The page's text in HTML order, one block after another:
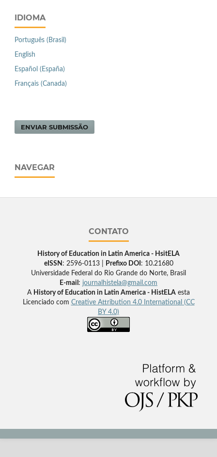
IDIOMA
Português (Brasil)
English
Español (España)
Français (Canada)
ENVIAR SUBMISSÃO
NAVEGAR
CONTATO
History of Education in Latin America - HsitELA
eISSN : 2596-0113 | Prefixo DOI : 10.21680
Universidade Federal do Rio Grande do Norte, Brasil
E-mail : journalhistela@gmail.com
A History of Education in Latin America - HistELA esta
Licenciado com Creative Attribution 4.0 International (CC
BY 4.0)